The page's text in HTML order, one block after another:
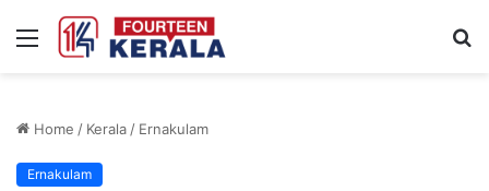
Menu
Home / Kerala/ Ernakulam
Ernakulam